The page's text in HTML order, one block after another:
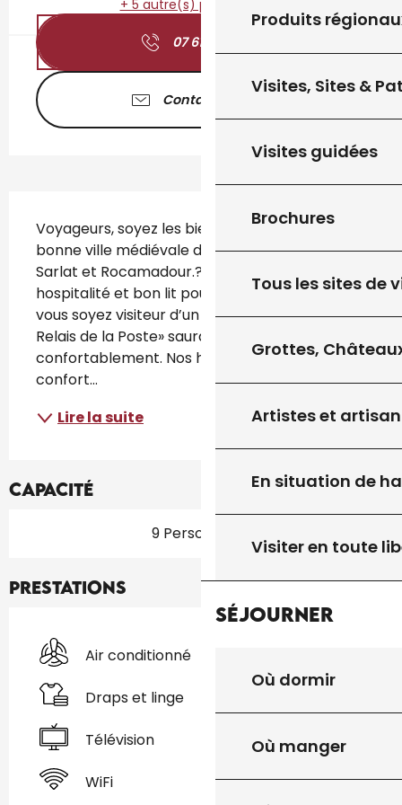
Produits
Visites, Sites &
Visites guidées
Brochures
Tous les sites de
Grottes,
Artistes et
En situation de
Visiter en toute
Séjourner
Où dormir
Où manger
+ 5 autre(s) prestation(s)
07 61 58 26
Contactez-nous
Voyageurs, soyez les bienvenus en notre
bonne ville médiévale de Gourdon, entre
Sarlat et Rocamadour.?Vous y trouverez
hospitalité et bon lit pour sommeiller. Que
vous soyez visiteur d’un jour ou de plus.?« Le
Relais de la Poste» saura vous accueillir
confortablement. Nos hébergements grand
confort...
Lire la suite
Capacité
9 Personne(s)
Prestations
Air conditionné
Draps et linge
Télévision
WiFi